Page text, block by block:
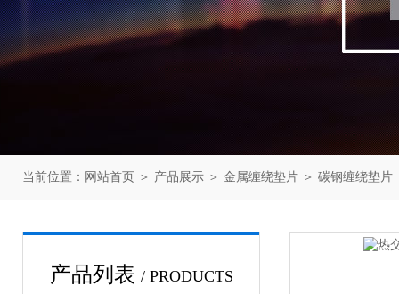
当前位置： 网站首页 ＞ 产品展示 ＞ 金属缠绕垫片 ＞ 碳钢缠绕垫片
产品列表 / PRODUCTS